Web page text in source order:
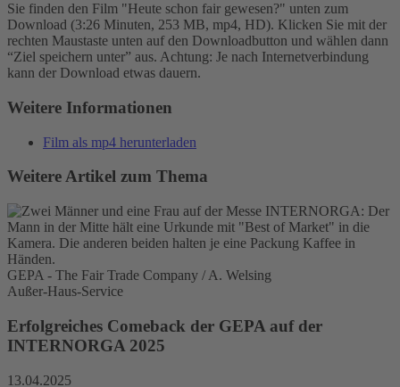
Akzeptieren
powered byUsercentrics Consent
Management Platform
Sie finden den Film "Heute schon fair gewesen?" unten zum
Download (3:26 Minuten, 253 MB, mp4, HD). Klicken Sie mit der
rechten Maustaste unten auf den Downloadbutton und wählen dann
“Ziel speichern unter” aus. Achtung: Je nach Internetverbindung
kann der Download etwas dauern.
Weitere Informationen
Film als mp4 herunterladen
Weitere Artikel zum Thema
GEPA - The Fair Trade Company / A. Welsing
Außer-Haus-Service
Erfolgreiches Comeback der GEPA auf der
INTERNORGA 2025
13.04.2025